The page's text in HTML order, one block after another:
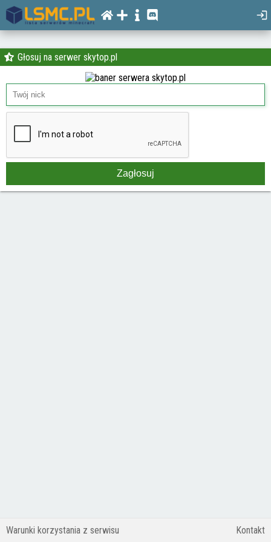
Głosuj na serwer skytop.pl
Zagłosuj
Warunki korzystania z serwisu Kontakt